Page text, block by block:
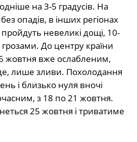
на 3-5 градусів. На
опадів, в інших регіонах
невеликі дощі, 10-
До центру країни
жовтня вже ослабленим,
лише зливи. Похолодання
і близько нуля вночі
з 18 по 21 жовтня.
25 жовтня і триватиме